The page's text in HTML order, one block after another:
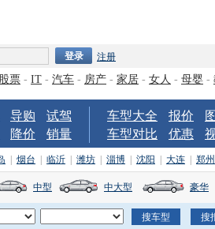
注册
股票 - IT - 汽车 - 房产 - 家居 - 女人 - 母婴 -
导购
试驾
降价 销量
车型大全 报价
车型对比
优惠
烟台 临沂 潍坊 淄博 沈阳 大连 郑州
中型 中大型 豪华